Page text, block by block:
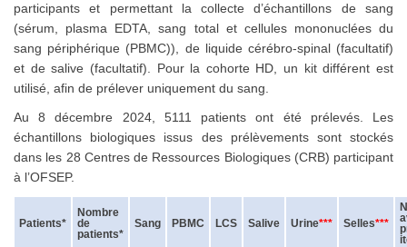
participants et permettant la collecte d’échantillons de sang
(sérum, plasma EDTA, sang total et cellules mononuclées du
sang périphérique (PBMC)), de liquide cérébro-spinal (facultatif)
et de salive (facultatif). Pour la cohorte HD, un kit différent est
utilisé, afin de prélever uniquement du sang.
Au 8 décembre 2024, 5111 patients ont été prélevés. Les
échantillons biologiques issus des prélèvements sont stockés
dans les 28 Centres de Ressources Biologiques (CRB) participant
à l’OFSEP.
Patients*
Nombre
de
patients*
Sang PBMC LCS Salive Urine*** Selles***